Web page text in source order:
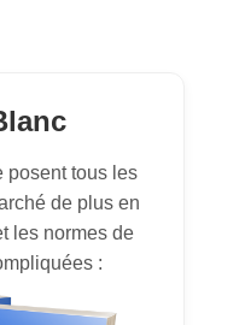
posent tous les
de plus en
les normes de
: